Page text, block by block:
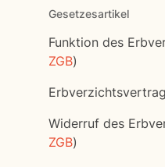
Gesetzesartikel
Funktion des
ZGB)
Widerruf des
ZGB)